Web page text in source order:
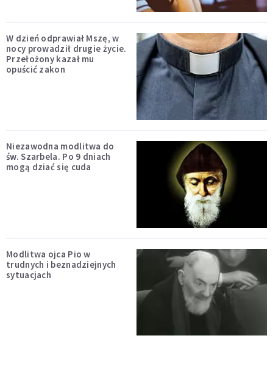
W dzień odprawiał Mszę, w
nocy prowadził drugie życie.
Przełożony kazał mu
opuścić zakon
Niezawodna modlitwa do
św. Szarbela. Po 9 dniach
mogą dziać się cuda
Modlitwa ojca Pio w
trudnych i beznadziejnych
sytuacjach